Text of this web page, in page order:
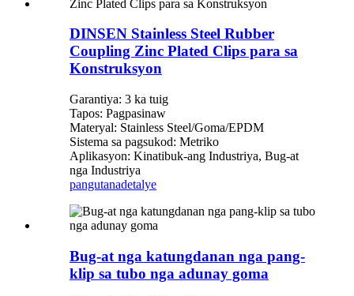
DINSEN Stainless Steel Rubber
Coupling Zinc Plated Clips para sa
Konstruksyon
Garantiya: 3 ka tuig
Tapos: Pagpasinaw
Materyal: Stainless Steel/Goma/EPDM
Sistema sa pagsukod: Metriko
Aplikasyon: Kinatibuk-ang Industriya, Bug-at
nga Industriya
pangutanadetalye
Bug-at nga katungdanan nga pang-
klip sa tubo nga adunay goma